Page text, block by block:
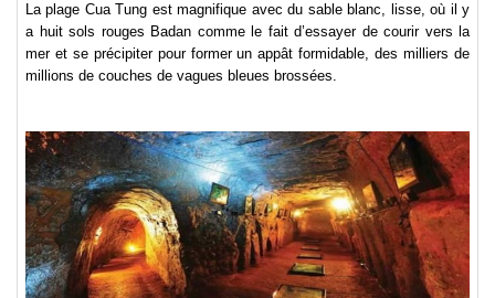
La plage Cua Tung est magnifique avec du sable blanc, lisse, où il y
a huit sols rouges Badan comme le fait d’essayer de courir vers la
mer et se précipiter pour former un appât formidable, des milliers de
millions de couches de vagues bleues brossées.